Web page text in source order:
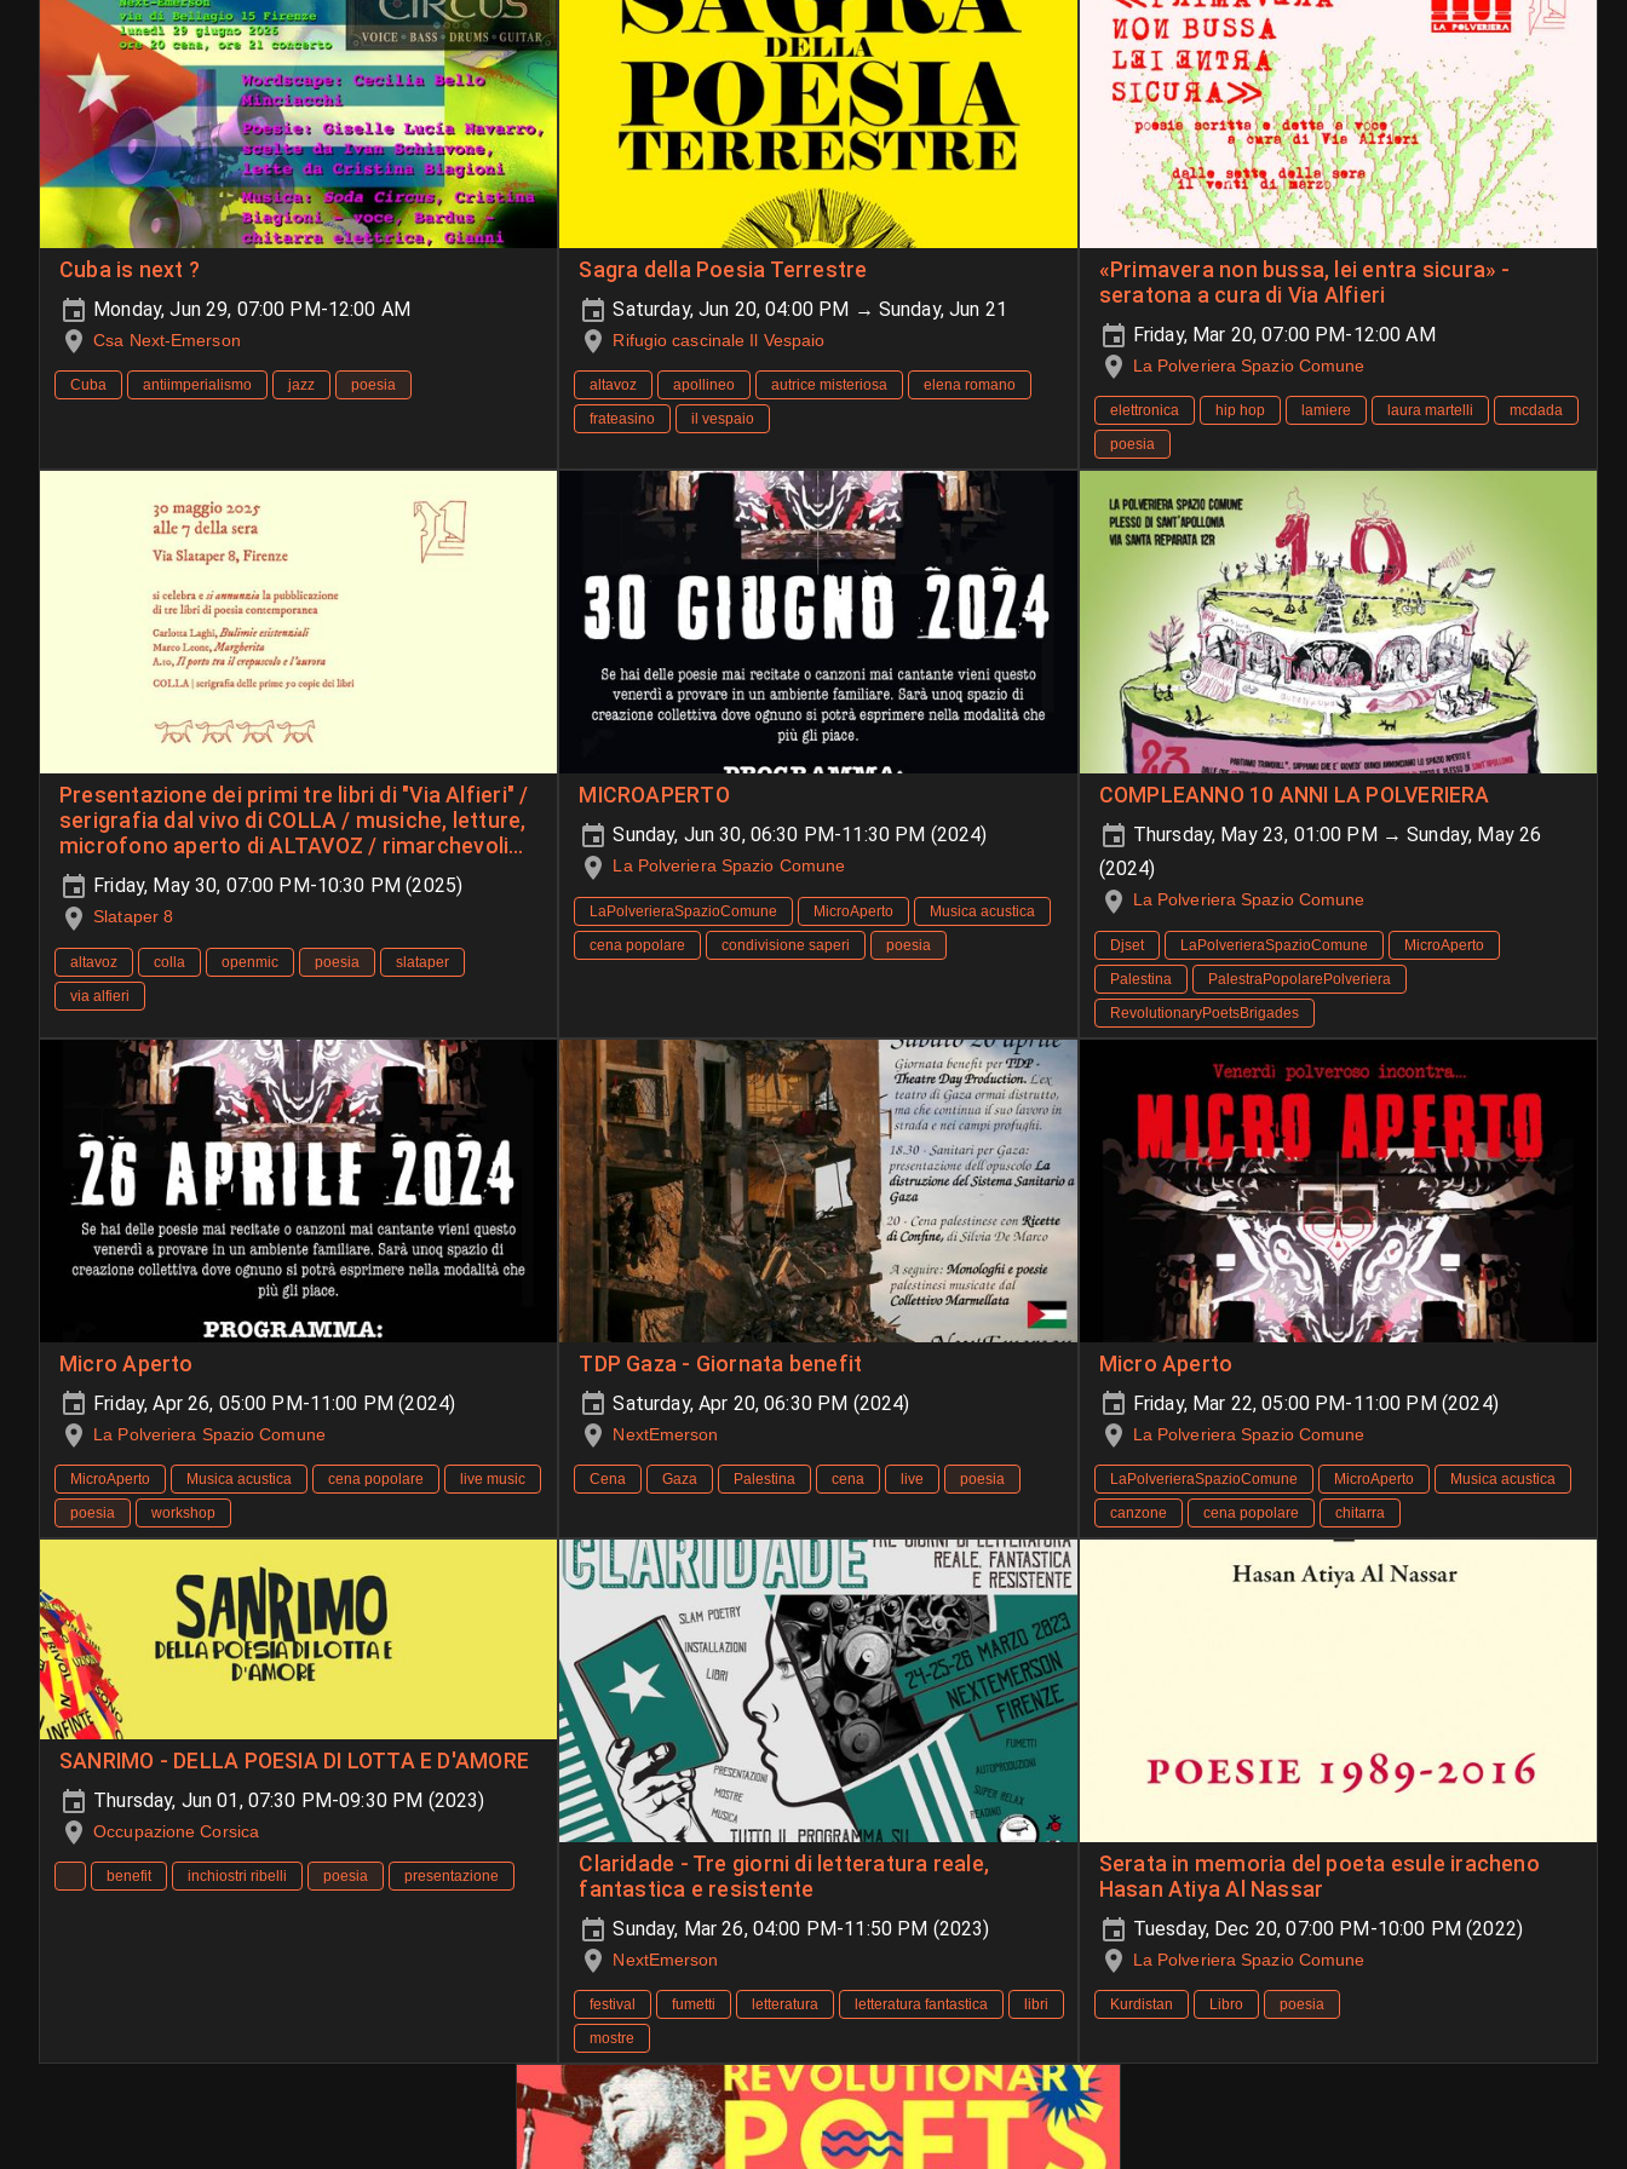
Cuba is next ?
Monday, Jun 29, 07:00 PM-12:00 AM
Csa Next-Emerson
Cuba antiimperialismo jazz poesia
Sagra della Poesia Terrestre
Saturday, Jun 20, 04:00 PM → Sunday, Jun 21
Rifugio cascinale Il Vespaio
altavoz apollineo autrice misteriosa
elena romano
frateasino
il vespaio
«Primavera non bussa, lei entra sicura» -
seratona a cura di Via Alfieri
Friday, Mar 20, 07:00 PM-12:00 AM
La Polveriera Spazio Comune
elettronica hip hop lamiere laura martelli
mcdada
poesia
Presentazione dei primi tre libri di "Via Alfieri" /
serigrafia dal vivo di COLLA / musiche, letture,
microfono aperto di ALTAVOZ / rimarchevoli
oggetti
Friday, May 30, 07:00 PM-10:30 PM (2025)
Slataper 8
altavoz colla openmic poesia
slataper
via alfieri
MICROAPERTO
Sunday, Jun 30, 06:30 PM-11:30 PM (2024)
La Polveriera Spazio Comune
LaPolverieraSpazioComune MicroAperto
Musica acustica
cena popolare
condivisione saperi poesia
COMPLEANNO 10 ANNI LA POLVERIERA
Thursday, May 23, 01:00 PM → Sunday, May 26
(2024)
La Polveriera Spazio Comune
Djset LaPolverieraSpazioComune
MicroAperto
Palestina
PalestraPopolarePolveriera
RevolutionaryPoetsBrigades
Micro Aperto
Friday, Apr 26, 05:00 PM-11:00 PM (2024)
La Polveriera Spazio Comune
MicroAperto Musica acustica cena popolare
live music
poesia
workshop
TDP Gaza - Giornata benefit
Saturday, Apr 20, 06:30 PM (2024)
NextEmerson
Cena Gaza Palestina cena live poesia
Micro Aperto
Friday, Mar 22, 05:00 PM-11:00 PM (2024)
La Polveriera Spazio Comune
LaPolverieraSpazioComune MicroAperto
Musica acustica
canzone
cena popolare chitarra
SANRIMO - DELLA POESIA DI LOTTA E D'AMORE
Thursday, Jun 01, 07:30 PM-09:30 PM (2023)
Occupazione Corsica
benefit inchiostri ribelli poesia presentazione
Claridade - Tre giorni di letteratura reale,
fantastica e resistente
Sunday, Mar 26, 04:00 PM-11:50 PM (2023)
NextEmerson
festival fumetti letteratura letteratura fantastica
libri
mostre
Serata in memoria del poeta esule iracheno
Hasan Atiya Al Nassar
Tuesday, Dec 20, 07:00 PM-10:00 PM (2022)
La Polveriera Spazio Comune
Kurdistan Libro poesia